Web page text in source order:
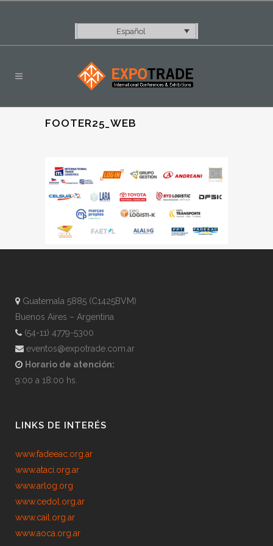
Español
FOOTER25_WEB
Guatemala 5885 (C1425BVM)
Buenos Aires – Argentina
(54-11) 4779-5300
eventos@expotrade.com.ar
Horario de atención:
9:00 a 18:00 hs.
LINKS DE INTERÉS
www.fadeeac.org.ar
www.ataci.org.ar
www.arlog.org
www.cedol.org.ar
www.cail.org.ar
www.aoca.org.ar